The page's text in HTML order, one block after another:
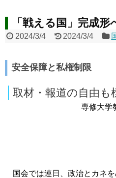
「戦える国」完成形
2024/3/4 2024/3/4
安全保障と私権制限
取材・報道の自由も
専修大学
国会では連日、政治とカネを